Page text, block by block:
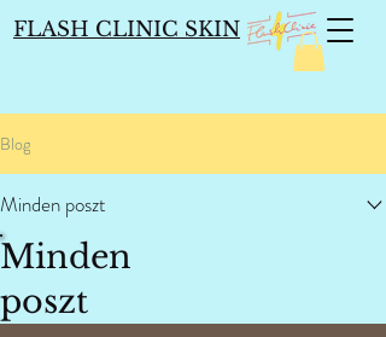
FLASH CLINIC SKIN
Blog
Minden poszt
Minden
poszt